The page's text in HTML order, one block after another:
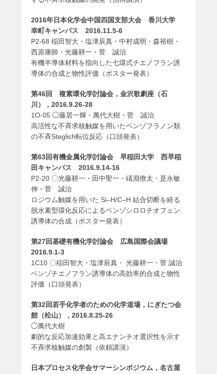
2016年日本化学会中国四国支部大会 香川大学
幸町キャンパス 2016.11.5-6
P2-68 稲田智大・塩津辰真・中村成明・森裕樹・
西原康師・光藤耕一・菅 誠治
有機半導体材料を指向した七環式チエノフラン誘
導体の合成と物性評価（ポスター発表）
第46回 複素環化学討論会，金沢歌劇座（石
川），2016.9.26-28
1O-05 ◯藤居一輝・萬代大樹・菅 誠治
高活性な不斉求核触媒を用いたベンゾフラノン類
の不斉Steglich転位反応（口頭発表）
第63回有機金属化学討論会 早稲田大学 西早稲
田キャンパス 2016.9.14-16
P2-20 〇光藤耕一・田中聖一・礒淵僚太・是永敏
伸・菅 誠治
ロジウム触媒を用いた Si–H/C–H 結合切断を経る
脱水素型環化反応によるベンゾシロロチオフェン
誘導体の合成（ポスター発表）
第27回基礎有機化学討論会 広島国際会議場
2016.9.1-3
1C10 〇稲田智大・塩津辰真・ 光藤耕一・菅 誠治
ベンゾチエノフラン誘導体の高効率的合成と物性
評価（口頭発表）
第32回若手化学者のための化学道場，にぎたつ会
館（松山），2016.8.25-26
◯萬代大樹
劇的な反応加速効果と高エナンチオ選択性を示す
不斉求核触媒の創製（依頼講演）
日本プロセス化学会サマーシンポジウム，名古屋